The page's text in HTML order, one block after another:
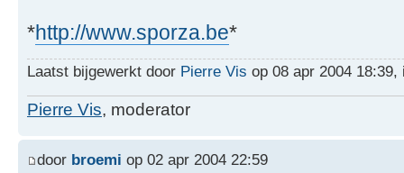
*http://www.sporza.be*
Laatst bijgewerkt door Pierre Vis op 08 apr 2004
Pierre Vis, moderator
door broemi op 02 apr 2004 22:59